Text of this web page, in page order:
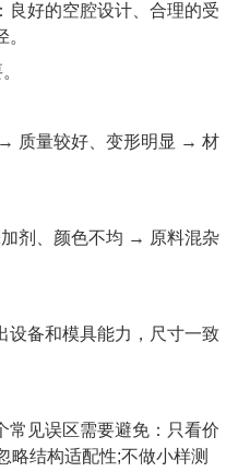
好的空腔设计、合理的受
量较好、变形明显 → 材
、颜色不均 → 原料混杂
备和模具能力，尺寸一致
见误区需要避免：只看价
略结构适配性;不做小样测